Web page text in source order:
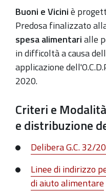
Buoni e Viciniè
Predosa finalizzato
spesa alimentarialle
in difficoltà a causa
applicazione
2020.
Criteri e
e distribuzione
Delibera G.C. 32/
Linee di indirizzo
di aiuto alimentare